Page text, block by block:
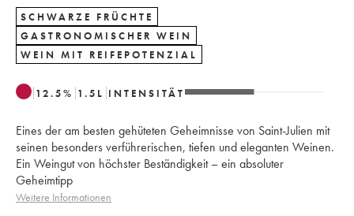
SCHWARZE FRÜCHTE
GASTRONOMISCHER WEIN
WEIN MIT REIFEPOTENZIAL
12.5% 1.5 L INTENSITÄT
Eines der am besten gehüteten Geheimnisse von Saint-Julien mit
seinen besonders verführerischen, tiefen und eleganten Weinen.
Ein Weingut von höchster Beständigkeit – ein absoluter
Geheimtipp
Weitere Informationen